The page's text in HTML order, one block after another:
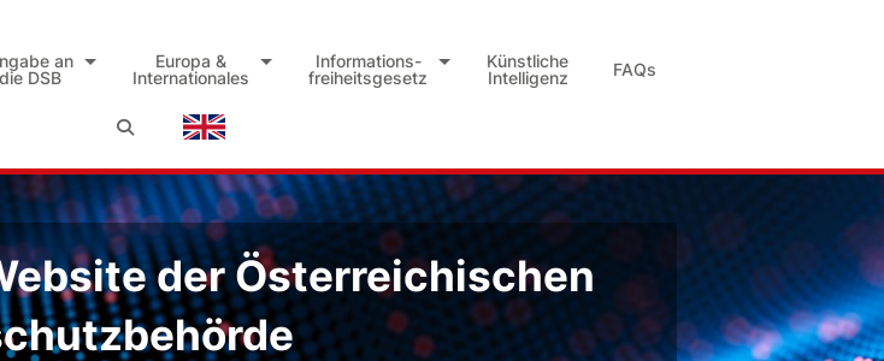
an
die DSB
Europa &
Internationales
Informations-
freiheitsgesetz
Künstliche
Intelligenz
FAQs
der Österreichischen